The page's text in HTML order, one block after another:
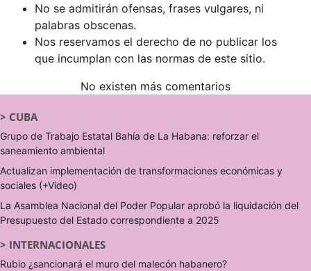
No se admitirán ofensas, frases vulgares, ni
palabras obscenas.
Nos reservamos el derecho de no publicar los
que incumplan con las normas de este sitio.
No existen más comentarios
> CUBA
Grupo de Trabajo Estatal Bahía de La Habana: reforzar el
saneamiento ambiental
Actualizan implementación de transformaciones económicas y
sociales (+Video)
La Asamblea Nacional del Poder Popular aprobó la liquidación del
Presupuesto del Estado correspondiente a 2025
> INTERNACIONALES
Rubio ¿sancionará el muro del malecón habanero?